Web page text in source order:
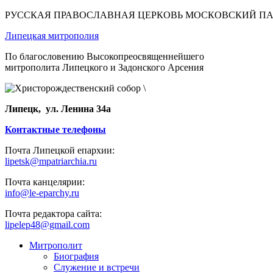
РУССКАЯ ПРАВОСЛАВНАЯ ЦЕРКОВЬ МОСКОВСКИЙ
Липецкая митрополия
По благословению Высокопреосвященнейшего
митрополита Липецкого и Задонского Арсения
Липецк, ул. Ленина 34а
Контактные телефоны
Почта Липецкой епархии:
lipetsk@mpatriarchia.ru
Почта канцелярии:
info@le-eparchy.ru
Почта редактора сайта:
lipelep48@gmail.com
Митрополит
Биография
Служение и встречи